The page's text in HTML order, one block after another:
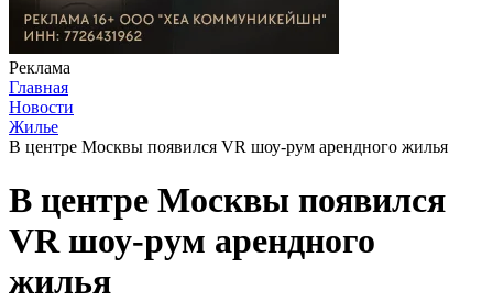
Реклама
Главная
Новости
Жилье
В центре Москвы появился VR шоу-рум арендного жилья
В центре Москвы появился
VR шоу-рум арендного
жилья